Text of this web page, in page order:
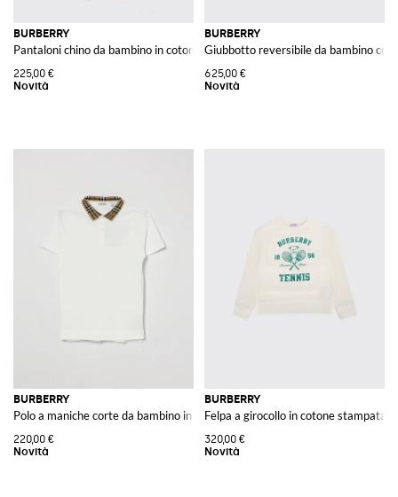
BURBERRY
Pantaloni chino da bambino in cotone slim fit con risvolto sul fondo
225,00 €
BURBERRY
Giubbotto reversibile da bambino
625,00 €
BURBERRY
Polo a maniche corte da bambino in cotone con colletto check
220,00 €
BURBERRY
Felpa a girocollo in cotone stampata
320,00 €